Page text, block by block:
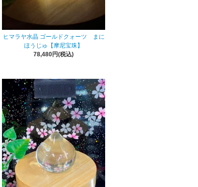
ヒマラヤ水晶 ゴールドクォーツ まに
ほうじゅ【摩尼宝珠】
78,480円(税込)